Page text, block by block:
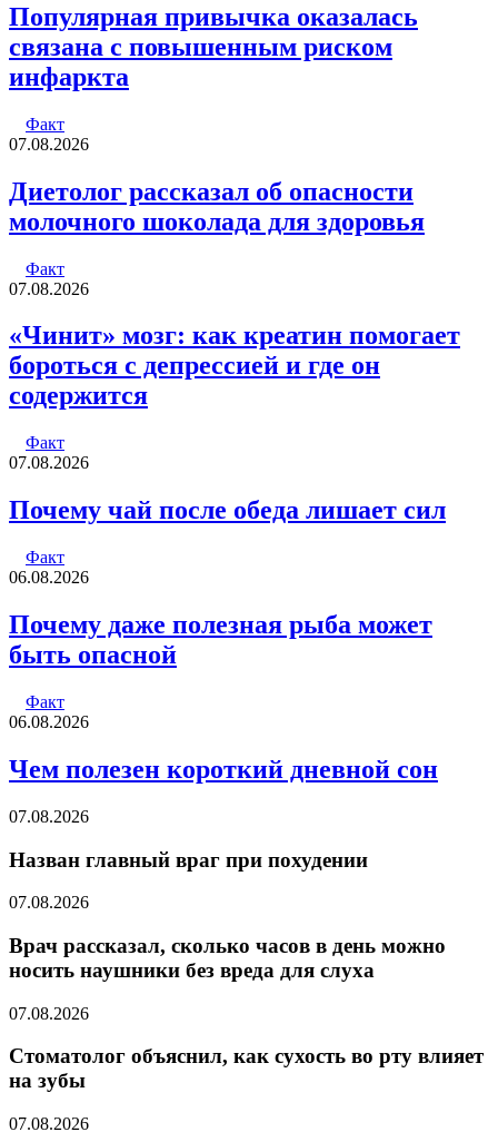
Популярная привычка оказалась
связана с повышенным риском
инфаркта
Факт
07.08.2026
Диетолог рассказал об опасности
молочного шоколада для здоровья
Факт
07.08.2026
«Чинит» мозг: как креатин помогает
бороться с депрессией и где он
содержится
Факт
07.08.2026
Почему чай после обеда лишает сил
Факт
06.08.2026
Почему даже полезная рыба может
быть опасной
Факт
06.08.2026
Чем полезен короткий дневной сон
07.08.2026
Назван главный враг при похудении
07.08.2026
Врач рассказал, сколько часов в день можно
носить наушники без вреда для слуха
07.08.2026
Стоматолог объяснил, как сухость во рту влияет
на зубы
07.08.2026